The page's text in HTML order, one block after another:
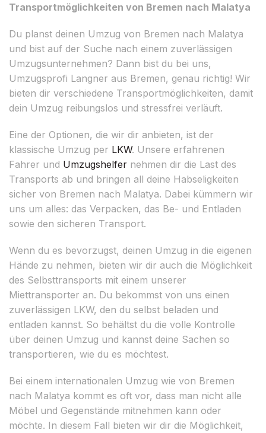
Transportmöglichkeiten von Bremen nach Malatya
Du planst deinen Umzug von Bremen nach Malatya
und bist auf der Suche nach einem zuverlässigen
Umzugsunternehmen? Dann bist du bei uns,
Umzugsprofi Langner aus Bremen, genau richtig! Wir
bieten dir verschiedene Transportmöglichkeiten, damit
dein Umzug reibungslos und stressfrei verläuft.
Eine der Optionen, die wir dir anbieten, ist der
klassische Umzug per LKW. Unsere erfahrenen
Fahrer und Umzugshelfer nehmen dir die Last des
Transports ab und bringen all deine Habseligkeiten
sicher von Bremen nach Malatya. Dabei kümmern wir
uns um alles: das Verpacken, das Be- und Entladen
sowie den sicheren Transport.
Wenn du es bevorzugst, deinen Umzug in die eigenen
Hände zu nehmen, bieten wir dir auch die Möglichkeit
des Selbsttransports mit einem unserer
Miettransporter an. Du bekommst von uns einen
zuverlässigen LKW, den du selbst beladen und
entladen kannst. So behältst du die volle Kontrolle
über deinen Umzug und kannst deine Sachen so
transportieren, wie du es möchtest.
Bei einem internationalen Umzug wie von Bremen
nach Malatya kommt es oft vor, dass man nicht alle
Möbel und Gegenstände mitnehmen kann oder
möchte. In diesem Fall bieten wir dir die Möglichkeit,